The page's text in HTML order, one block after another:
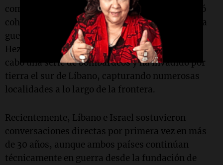
comenzó el 2 de marzo, cuando el grupo disparó
cohetes hacia el norte de Israel, en medio de una
guerra más amplia contra Irán, aliado de
Hezbollah. Desde entonces, Israel ha llevado a
cabo una serie de bombardeos y ha invadido por
tierra el sur de Líbano, capturando numerosas
localidades a lo largo de la frontera.
Recientemente, Líbano e Israel sostuvieron
conversaciones directas por primera vez en más
de 30 años, aunque ambos países continúan
técnicamente en guerra desde la fundación de